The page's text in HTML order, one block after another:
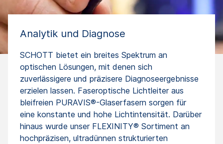
Analytik und Diagnose
SCHOTT bietet ein breites Spektrum an
optischen Lösungen, mit denen sich
zuverlässigere und präzisere Diagnoseergebnisse
erzielen lassen. Faseroptische Lichtleiter aus
bleifreien PURAVIS®-Glaserfasern sorgen für
eine konstante und hohe Lichtintensität. Darüber
hinaus wurde unser FLEXINITY® Sortiment an
hochpräzisen, ultradünnen strukturierten